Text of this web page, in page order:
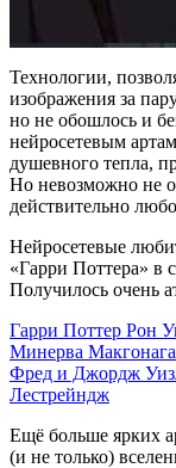
Технологии,
изображения за
но не обошлось и
нейросетевым
душевного тепла,
Но невозможно не
действительно
Нейросетевые
«Гарри Поттера» в
Получилось очень
Гарри Поттер Рон
Минерва
Фред и Джордж
Лестрейндж
Ещё больше ярких
(и не только)